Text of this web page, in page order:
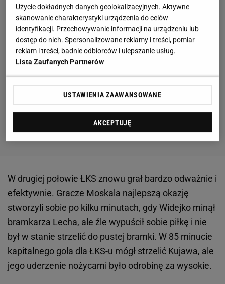
W drugiej połowie ŁKS znowu grał bardzo odważnie i
efektywnie. Gracze Moskala najlepszą okazję
stworzyli sobie po kilku minutach, gdy Widejko minął
bramkarza Lecha, ale źle wypuścił sobie piłkę i nie
był w stanie strzelić do pustej bramki. W 85 minucie
kapitalnego gola dla ŁKS-u mógł strzelić Kujawa, ale
jego uderzenie nożycami było odrobinę za wysokie.
Użycie dokładnych danych geolokalizacyjnych. Aktywne
skanowanie charakterystyki urządzenia do celów
identyfikacji. Przechowywanie informacji na urządzeniu lub
dostęp do nich. Spersonalizowane reklamy i treści, pomiar
reklam i treści, badnie odbiorców i ulepszanie usług.
Lista Zaufanych Partnerów
USTAWIENIA ZAAWANSOWANE
AKCEPTUJĘ